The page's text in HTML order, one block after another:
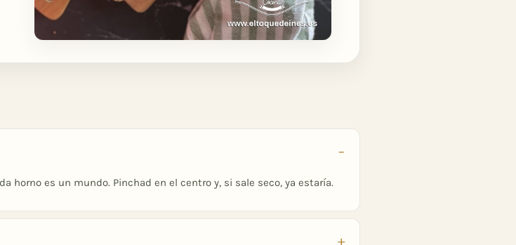
horno es un mundo. Pinchad en el centro y, si sale seco, ya estaría.